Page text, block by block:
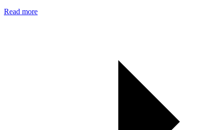
Read more